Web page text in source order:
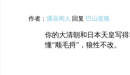
作者： 溪谷闲人 回复 巴山老狼
你的大清朝和日本天皇写
懂“顺毛捋”，狼性不改。